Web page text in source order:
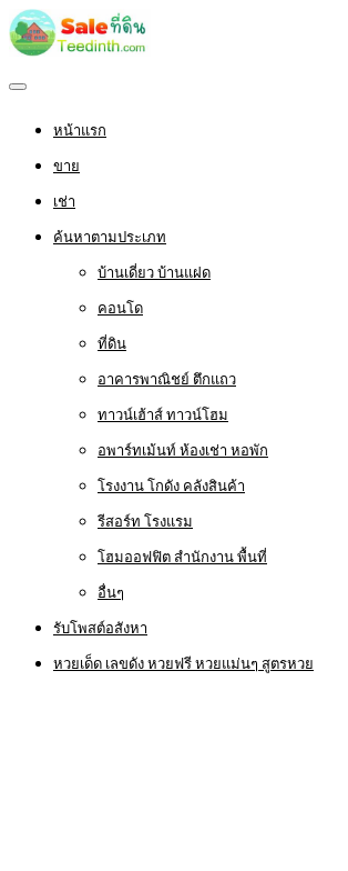
หน้าแรก
ขาย
เช่า
ค้นหาตามประเภท
บ้านเดี่ยว บ้านแฝด
คอนโด
ที่ดิน
อาคารพาณิชย์ ตึกแถว
ทาวน์เฮ้าส์ ทาวน์โฮม
อพาร์ทเม้นท์ ห้องเช่า หอพัก
โรงงาน โกดัง คลังสินค้า
รีสอร์ท โรงแรม
โฮมออฟฟิต สำนักงาน พื้นที่
อื่นๆ
รับโพสต์อสังหา
หวยเด็ด เลขดัง หวยฟรี หวยแม่นๆ สูตรหวย